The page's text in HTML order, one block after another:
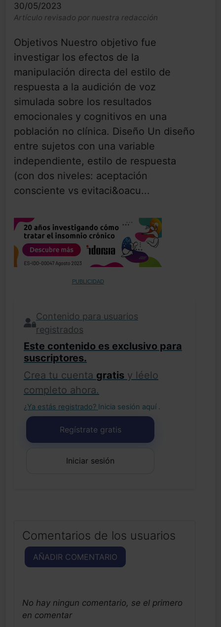
30/05/2023
Artículo revisado por nuestra redacción
Objetivos Nuestro objetivo fue
investigar los efectos de la
manipulación directa del estilo de
respuesta a la audición de voz
simulada sobre los resultados
emocionales y cognitivos en una
población no clínica. Diseño Un diseño
entre sujetos con una variable
independiente, estilo de respuesta
(con dos niveles: aceptación
consciente vs evitaci&oacu...
PUBLICIDAD
Contenido para usuarios
registrados
Este contenido es exclusivo para
suscriptores.
Crea tu cuenta gratis y léelo
completo ahora.
¿Ya estás registrado? Inicia sesión aquí .
Regístrate gratis
Iniciar sesión
Comentarios de los usuarios
AÑADIR COMENTARIO
No hay ningun comentario, se el primero
en comentar